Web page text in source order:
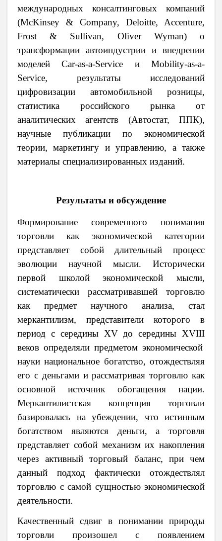
международных консалтинговых компаний
(McKinsey & Company, Deloitte, Accenture,
Frost & Sullivan, Oliver Wyman) о
трансформации автоиндустрии и внедрении
моделей Car-as-a-Service и Mobility-as-a-
Service, результаты исследований
цифровизации автомобильной розницы,
статистика российского рынка от
аналитических агентств (Автостат, ППК),
научные публикации по экономической
теории, маркетингу и управлению, а также
материалы специализированных изданий.
Результаты и обсуждение
Формирование современного понимания
торговли как экономической категории
представляет собой длительный процесс
эволюции научной мысли. Исторически
первой школой экономической мысли,
систематически рассматривавшей торговлю
как предмет научного анализа, стал
меркантилизм, представители которого в
период с середины XVдо середины XVIII
веков определяли предметом экономической
науки национальное богатство, отождествляя
его с деньгами и рассматривая торговлю как
основной источник обогащения нации.
Меркантилистская концепция торговли
базировалась на убеждении, что истинным
богатством являются деньги, а торговля
представляет собой механизм их накопления
через активный торговый баланс, при чем
данный подход фактически отождествлял
торговлю с самой сущностью экономической
деятельности.
Качественный сдвиг в понимании природы
торговли произошел с появлением